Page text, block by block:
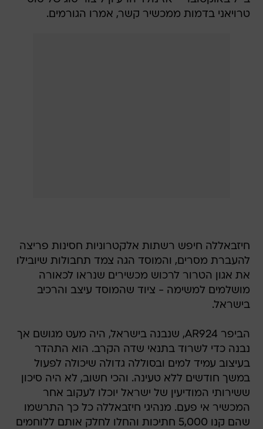
טרויאני בדמות ממכשיר קשר, אמרו הגורמים.
חיזבאללה חיפש רשתות אלקטרוניות חסינות פריצה
להעברת מסרים, והמוסד הגה צמד תחבולות שיובילו
את אגון הטרור לרכוש מכשירים שנראו לכאורה
מושלמים למשימה - ציוד שהמוסד עיצב והרכיב
בישראל.
הביפר AR924, שנבנה בישראל, היה מעט מגושם אך
נבנה כדי לשרוד בתנאי שדה הקרב. הוא התהדר
בעיצוב עמיד למים ובסוללה גדולה שיכולה לפעול
במשך חודשים ללא טעינה. והכי חשוב, לא היה סיכון
ששירותי המודיעין של ישראל יוכלו לעקוב אחר
המכשיר אי פעם. מנהיגי חיזבאללה כל כך התרשמו
שהם קנו 5,000 חתיכות והחלו לחלק אותם ללוחמים